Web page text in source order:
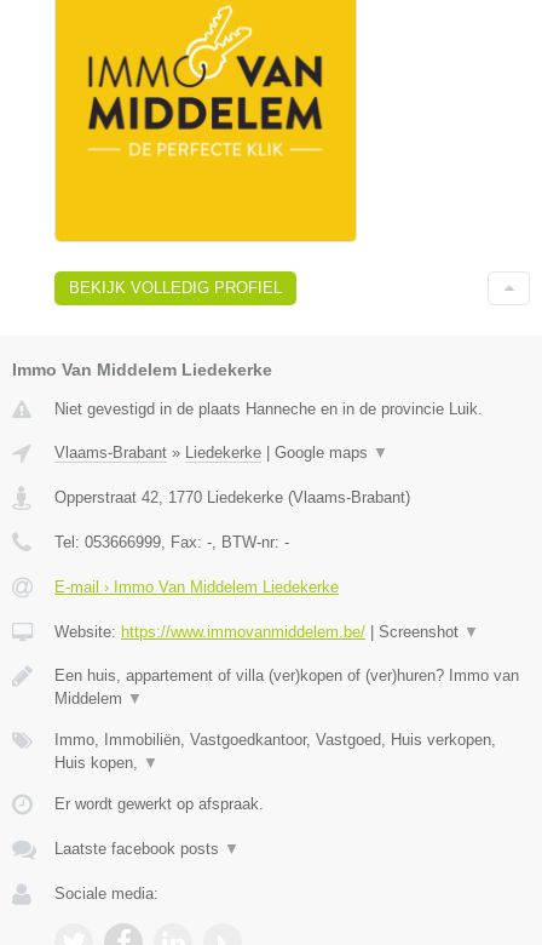
BEKIJK VOLLEDIG PROFIEL
Immo Van Middelem Liedekerke
Niet gevestigd in de plaats Hanneche en in de provincie Luik.
Vlaams-Brabant » Liedekerke Google maps ▼
Opperstraat 42 1770 Liedekerke (Vlaams-Brabant)
Tel: 053666999 , Fax: - , BTW-nr: -
E-mail › Immo Van Middelem Liedekerke
Website: https://www.immovanmiddelem.be/ Screenshot ▼
Een huis, appartement of villa (ver)kopen of (ver)huren? Immo van
Middelem ▼
Immo, Immobiliën, Vastgoedkantoor, Vastgoed, Huis verkopen,
Huis kopen,
▼
Er wordt gewerkt op afspraak.
Laatste facebook posts ▼
Sociale media: